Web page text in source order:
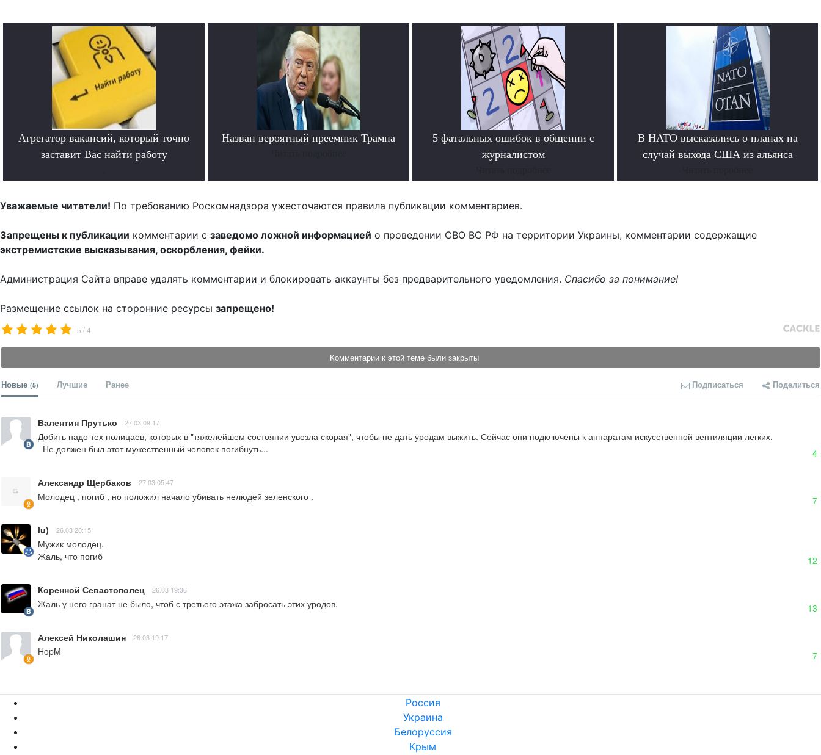
Агрегатор вакансий, который точно
заставит Вас найти работу
Назван вероятный преемник Трампа
5 фатальных ошибок в общении с
журналистом
В НАТО высказались о планах на
случай выхода США из альянса
Уважаемые читатели! По требованию Роскомнадзора ужесточаются правила публикации комментариев.
Запрещены к публикации комментарии с заведомо ложной информацией о проведении СВО ВС РФ на территории Украины, комментарии содержащие
экстремистские высказывания, оскорбления, фейки.
Администрация Сайта вправе удалять комментарии и блокировать аккаунты без предварительного уведомления. Спасибо за понимание!
Размещение ссылок на сторонние ресурсы запрещено!
5 /4
Комментарии к этой теме были закрыты
Новые (5) Лучшие Ранее Подписаться Поделиться
Валентин Прутько 27.03 09:17
Добить надо тех полицаев, которых в "тяжелейшем состоянии увезла скорая", чтобы не дать уродам выжить. Сейчас они подключены к аппаратам искусственной вентиляции легких.
  Не должен был этот мужественный человек погибнуть...
4
Александр Щербаков 27.03 05:47
Молодец , погиб , но положил начало убивать нелюдей зеленского . 7
lu) 26.03 20:15
Мужик молодец.
Жаль, что погиб
12
Коренной Севастополец 26.03 19:36
Жаль у него гранат не было, чтоб с третьего этажа забросать этих уродов. 13
Алексей Николашин 26.03 19:17
HopM 7
Россия
Украина
Белоруссия
Крым